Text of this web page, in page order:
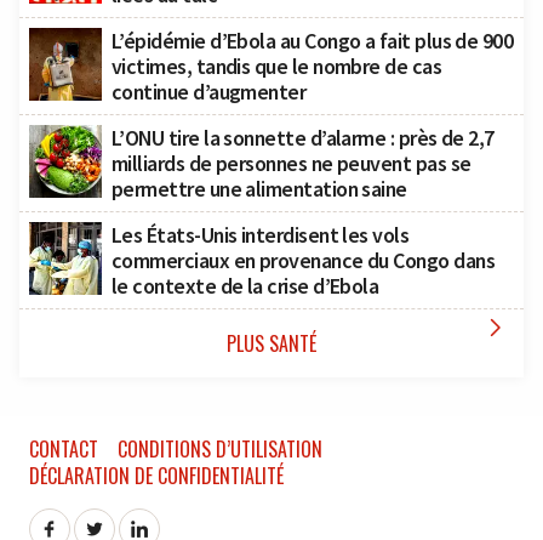
L’épidémie d’Ebola au Congo a fait plus de 900
victimes, tandis que le nombre de cas
continue d’augmenter
L’ONU tire la sonnette d’alarme : près de 2,7
milliards de personnes ne peuvent pas se
permettre une alimentation saine
Les États-Unis interdisent les vols
commerciaux en provenance du Congo dans
le contexte de la crise d’Ebola
PLUS SANTÉ 
CONTACT
CONDITIONS D’UTILISATION
DÉCLARATION DE CONFIDENTIALITÉ